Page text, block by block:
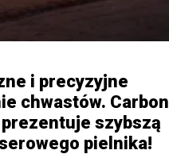
i precyzyjne
chwastów. Carbon
szybszą
pielnika!